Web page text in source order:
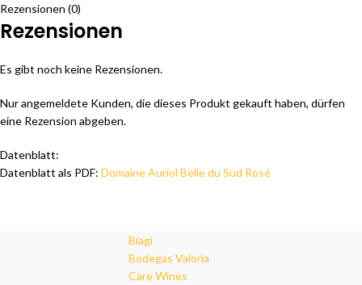
Rezensionen (0)
Rezensionen
Es gibt noch keine Rezensionen.
Nur angemeldete Kunden, die dieses Produkt gekauft haben, dürfen
eine Rezension abgeben.
Datenblatt:
Datenblatt als PDF: Domaine Auriol Belle du Sud Rosé
Biagi
Bodegas Valoria
Care Wines